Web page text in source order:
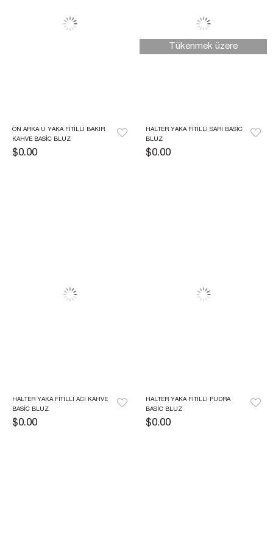
ÖN ARKA U YAKA FITILLI BAKIR
KAHVE BASIC BLUZ
$0.00
HALTER YAKA FITILLI SARI BASIC
BLUZ
$0.00
Tükenmek üzere
HALTER YAKA FITILLI ACI KAHVE
BASIC BLUZ
$0.00
HALTER YAKA FITILLI PUDRA
BASIC BLUZ
$0.00